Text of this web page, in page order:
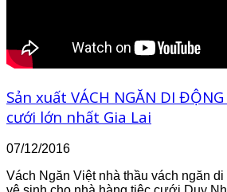
Sản xuất VÁCH NGĂN DI
cưới lớn nhất Gia Lai
07/12/2016
Vách Ngăn Việt nhà thầu vách ngăn